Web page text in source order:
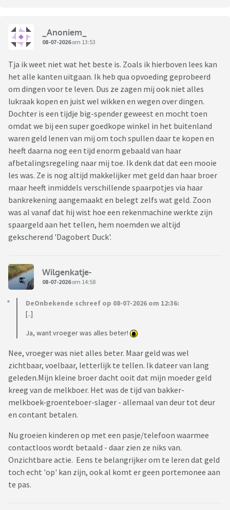
_Anoniem_
08-07-2026om 13:53
Tja ik weet niet wat het beste is. Zoals ik hierboven lees kan
het alle kanten uitgaan. Ik heb qua opvoeding geprobeerd
om dingen voor te leven. Dus ze zagen mij ook niet alles
lukraak kopen en juist wel wikken en wegen over dingen.
Dochter is een tijdje big-spender geweest en mocht toen
omdat we bij een super goedkope winkel in het buitenland
waren geld lenen van mij om toch spullen daar te kopen en
heeft daarna nog een tijd enorm gebaald van haar
afbetalingsregeling naar mij toe. Ik denk dat dat een mooie
les was. Ze is nog altijd makkelijker met geld dan haar broer
maar heeft inmiddels verschillende spaarpotjes via haar
bankrekening aangemaakt en belegt zelfs wat geld. Zoon
was al vanaf dat hij wist hoe een rekenmachine werkte zijn
spaargeld aan het tellen, hem noemden we altijd
gekscherend 'Dagobert Duck'.
Wilgenkatje-
08-07-2026om 14:58
DeOnbekende schreef op 08-07-2026 om 12:36:
[..]
Ja, want vroeger was alles beter!
Nee, vroeger was niet alles beter. Maar geld was wel
zichtbaar, voelbaar, letterlijk te tellen. Ik dateer van lang
geleden.Mijn kleine broer dacht ooit dat mijn moeder geld
kreeg van de melkboer. Het was de tijd van bakker-
melkboek-groenteboer-slager - allemaal van deur tot deur
en contant betalen.
Nu groeien kinderen op met een pasje/telefoon waarmee
contactloos wordt betaald - daar zien ze niks van.
Onzichtbare actie. Eens te belangrijker om te leren dat geld
toch echt 'op' kan zijn, ook al komt er geen portemonee aan
te pas.